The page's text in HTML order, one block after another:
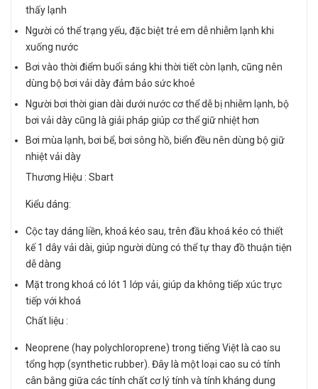
thấy lạnh
Người có thể trạng yếu, đặc biệt trẻ em dễ nhiễm lạnh khi
xuống nước
Bơi vào thời điểm buổi sáng khi thời tiết còn lạnh, cũng nên
dùng bộ bơi vải dày đảm bảo sức khoẻ
Người bơi thời gian dài dưới nước cơ thể dễ bị nhiễm lạnh, bộ
bơi vải dày cũng là giải pháp giúp cơ thể giữ nhiệt hơn
Bơi mùa lạnh, bơi bể, bơi sông hồ, biển đều nên dùng bộ giữ
nhiệt vải dày
Thương Hiệu : Sbart
Kiểu dáng:
Cộc tay dáng liền, khoá kéo sau, trên đầu khoá kéo có thiết
kế 1 dây vải dài, giúp người dùng có thể tự thay đồ thuận tiện
dễ dàng
Mặt trong khoá có lót 1 lớp vải, giúp da không tiếp xúc trực
tiếp với khoá
Chất liệu :
Neoprene (hay polychloroprene) trong tiếng Việt là cao su
tổng hợp (synthetic rubber). Đây là một loại cao su có tính
cân bằng giữa các tính chất cơ lý tính và tính kháng dung